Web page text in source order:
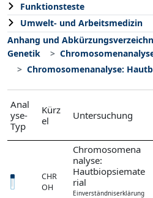
Funktionsteste
Umwelt- und Arbeitsmedizin
Anhang und
Genetik
Chromosomenanalyse:
Anal
yse-
Typ
Kürz
el
Untersuchung
CHR
OH
Chromosomena
nalyse:
Hautbiopsiemate
rial
Einverständniserklärung